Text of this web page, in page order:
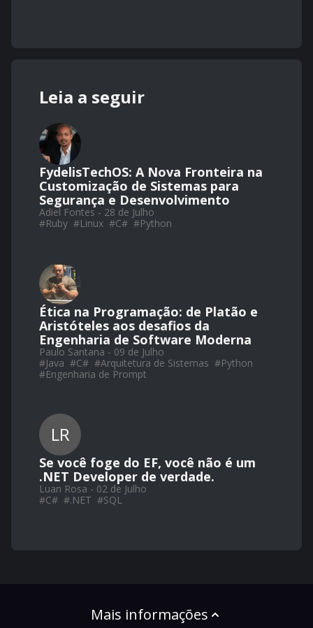
Leia a seguir
FydelisTechOS: A Nova Fronteira na
Customização de Sistemas para
Segurança e Desenvolvimento
Adiel Fontes - 28 de Julho
#Ruby #Linux #C# #Python
Ética na Programação: de Platão e
Aristóteles aos desafios da
Engenharia de Software Moderna
Paulo Santana - 09 de Julho
#Java #C# #Arquitetura de Sistemas #Python
#Engenharia de Prompt
LR
Se você foge do EF, você não é um
.NET Developer de verdade.
Luan Rosa - 02 de Julho
#C# #.NET #SQL
Mais informações